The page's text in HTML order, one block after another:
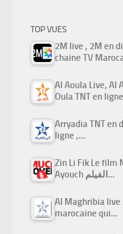
TOP VUES
2M live , 2M en
chaine TV
Al Aoula Live, Al
Oula TNT en ligne
Arryadia TNT en
ligne ,…
Zin Li Fik Le film
Ayouch الفيلم…
Al Maghribia live
marocaine qui…